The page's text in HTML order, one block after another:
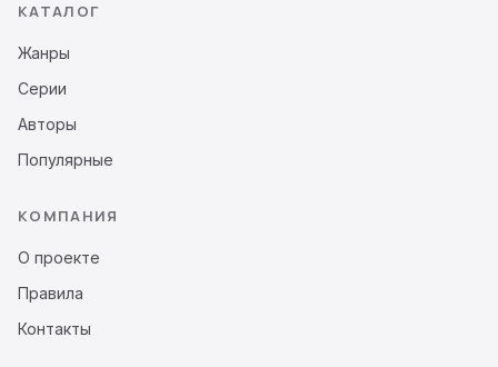
КАТАЛОГ
Жанры
Серии
Авторы
Популярные
КОМПАНИЯ
О проекте
Правила
Контакты